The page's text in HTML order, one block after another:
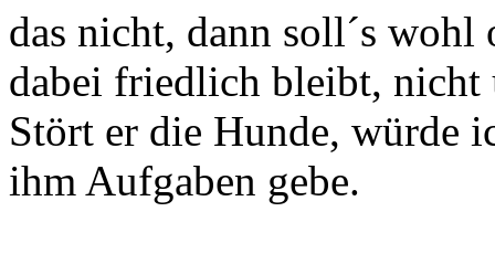
das nicht, dann soll´s
dabei friedlich bleibt, nicht
Stört er die Hunde, würde
ihm Aufgaben gebe.